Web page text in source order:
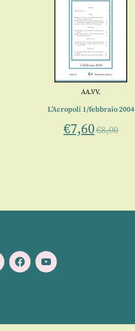
AA.VV.
L’Acropoli 1/febbraio 2004
€7,60€8,00
FacebookYoutube